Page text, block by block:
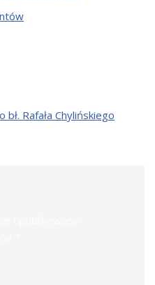
Rafała Chylińskiego